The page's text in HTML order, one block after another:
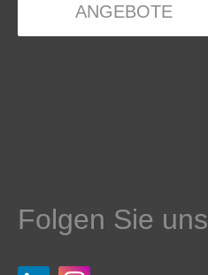
ANGEBOTE
Folgen Sie uns